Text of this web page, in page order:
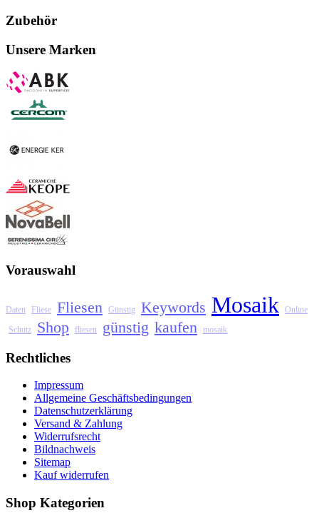
Zubehör
Unsere Marken
Vorauswahl
Daten Fliese Fliesen Günstig Keywords Mosaik
Online
Schutz
Shop fliesen günstig kaufen mosaik
Rechtliches
Impressum
Allgemeine Geschäftsbedingungen
Datenschutzerklärung
Versand & Zahlung
Widerrufsrecht
Bildnachweis
Sitemap
Kauf widerrufen
Shop Kategorien